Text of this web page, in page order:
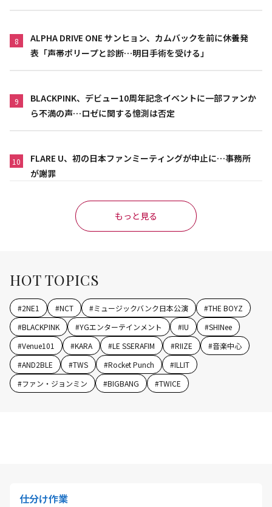
8
ALPHA DRIVE ONE サンヒョン、カムバックを前に休養発
表「声帯ポリープと診断…明日手術を受ける」
9
BLACKPINK、デビュー10周年記念イベントに一部ファンか
ら不満の声…ロゼに関する憶測は否定
10
FLARE U、初の日本ファンミーティングが中止に…事務所
が謝罪
もっと見る
HOT TOPICS
#2NE1 #NCT #ミュージックバンク日本公演 #THE BOYZ
#BLACKPINK #YGエンターテインメント #IU #SHINee
#Venue101 #KARA #LE SSERAFIM #RIIZE #音楽中心
#AND2BLE #TWS #Rocket Punch #ILLIT
#ファン・ジョンミン #BIGBANG #TWICE
仕分け作業